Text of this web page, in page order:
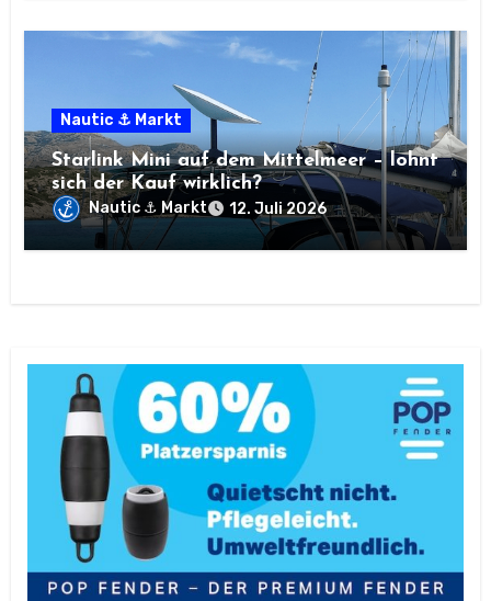
Nautic ⚓ Markt
Starlink Mini auf dem Mittelmeer – lohnt
sich der Kauf wirklich?
Nautic ⚓ Markt 12. Juli 2026